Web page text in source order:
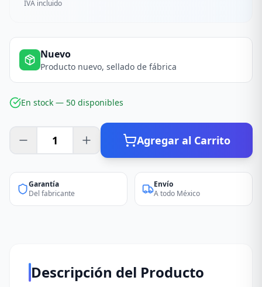
IVA incluido
Nuevo
Producto nuevo, sellado de fábrica
En stock — 50 disponibles
Agregar al Carrito
Garantía
Del fabricante
Envío
A todo México
Descripción del Producto